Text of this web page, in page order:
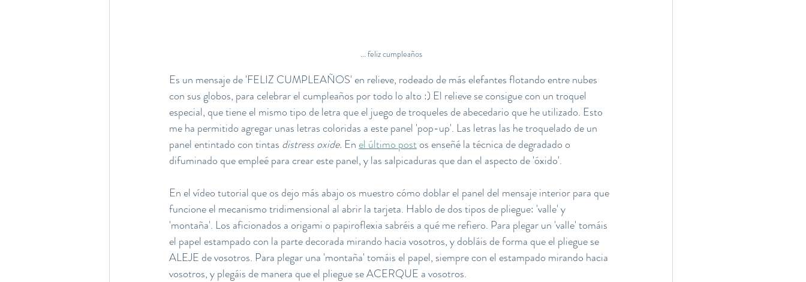
... feliz cumpleaños
Es un mensaje de 'FELIZ CUMPLEAÑOS' en relieve, rodeado de más elefantes flotando entre nubes
con sus globos, para celebrar el cumpleaños por todo lo alto :) El relieve se consigue con un troquel
especial, que tiene el mismo tipo de letra que el juego de troqueles de abecedario que he utilizado. Esto
me ha permitido agregar unas letras coloridas a este panel 'pop-up'. Las letras las he troquelado de un
panel entintado con tintas distress oxide. En el último post os enseñé la técnica de degradado o
difuminado que empleé para crear este panel, y las salpicaduras que dan el aspecto de 'óxido'.
En el vídeo tutorial que os dejo más abajo os muestro cómo doblar el panel del mensaje interior para que
funcione el mecanismo tridimensional al abrir la tarjeta. Hablo de dos tipos de pliegue: 'valle' y
'montaña'. Los aficionados a origami o papiroflexia sabréis a qué me refiero. Para plegar un 'valle' tomáis
el papel estampado con la parte decorada mirando hacia vosotros, y dobláis de forma que el pliegue se
ALEJE de vosotros. Para plegar una 'montaña' tomáis el papel, siempre con el estampado mirando hacia
vosotros, y plegáis de manera que el pliegue se ACERQUE a vosotros.